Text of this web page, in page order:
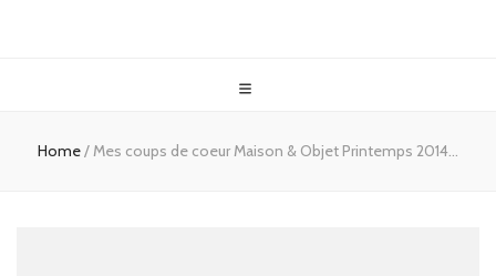
Home/Mes coups de coeur Maison & Objet Printemps 2014…